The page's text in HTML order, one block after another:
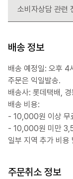
소비자상담 관련
배송 정보
배송 예정일: 오후 4
주문은 익일발송.
배송사: 롯데택배,
배송 비용:
- 10,000원 이상 무
- 10,000원 미만
일부 지역 추가 비용
주문취소 정보